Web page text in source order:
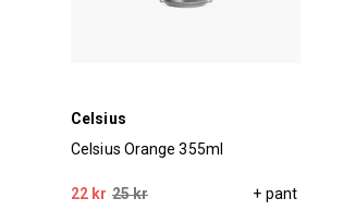
Celsius
Celsius Orange 355ml
22 kr 25 kr + pant